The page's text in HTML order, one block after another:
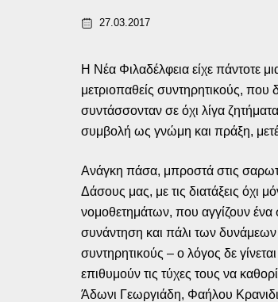
27.03.2017
Η Νέα Φιλαδέλφεια είχε πάντοτε
μετριοπαθείς συντηρητικούς, που
συντάσσονταν σε όχι λίγα
συμβολή ως γνώμη και πράξη,
Ανάγκη πάσα, μπροστά στις
Δάσους μας, με τις διατάξεις όχι
νομοθετημάτων, που αγγίζουν
συνάντηση και πάλι των δυνάμεων
συντηρητικούς – ο λόγος δε
επιθυμούν τις τύχες τους να
Άδωνι Γεωργιάδη, Φαήλου